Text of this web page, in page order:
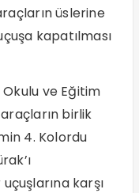
üslerine
kapatılması
Okulu ve Eğitim
araçların birlik
4. Kolordu
karşı